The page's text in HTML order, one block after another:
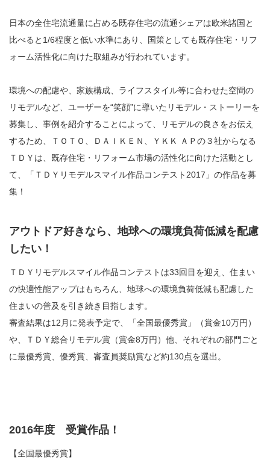
日本の全住宅流通量に占める既存住宅の流通シェアは欧米諸国と
比べると1/6程度と低い水準にあり、国策としても既存住宅・リフ
ォーム活性化に向けた取組みが行われています。
環境への配慮や、家族構成、ライフスタイル等に合わせた空間の
リモデルなど、ユーザーを“笑顔”に導いたリモデル・ストーリーを
募集し、事例を紹介することによって、リモデルの良さをお伝え
するため、ＴＯＴＯ、ＤＡＩＫＥＮ、ＹＫＫ ＡＰの３社からなる
ＴＤＹは、既存住宅・リフォーム市場の活性化に向けた活動とし
て、「ＴＤＹリモデルスマイル作品コンテスト2017」の作品を募
集！
アウトドア好きなら、地球への環境負荷低減を配慮
したい！
ＴＤＹリモデルスマイル作品コンテストは33回目を迎え、住まい
の快適性能アップはもちろん、地球への環境負荷低減も配慮した
住まいの普及を引き続き目指します。
審査結果は12月に発表予定で、「全国最優秀賞」（賞金10万円）
や、ＴＤＹ総合リモデル賞（賞金8万円）他、それぞれの部門ごと
に最優秀賞、優秀賞、審査員奨励賞など約130点を選出。
2016年度 受賞作品！
【全国最優秀賞】